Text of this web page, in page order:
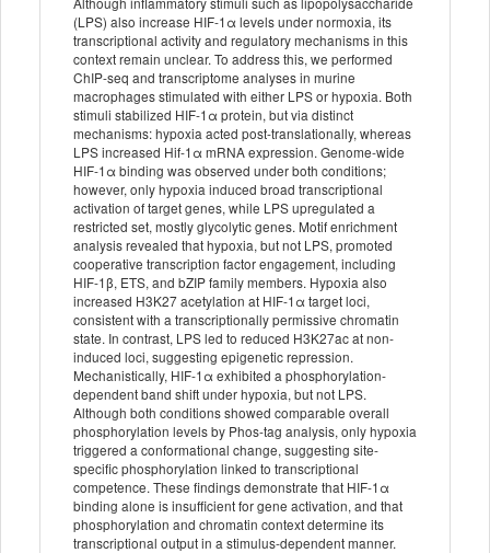
(LPS) also increase HIF-1α levels under normoxia, its
transcriptional activity and regulatory mechanisms in this
context remain unclear. To address this, we performed
ChIP-seq and transcriptome analyses in murine
macrophages stimulated with either LPS or hypoxia. Both
stimuli stabilized HIF-1α protein, but via distinct
mechanisms: hypoxia acted post-translationally, whereas
LPS increased Hif-1α mRNA expression. Genome-wide
HIF-1α binding was observed under both conditions;
however, only hypoxia induced broad transcriptional
activation of target genes, while LPS upregulated a
restricted set, mostly glycolytic genes. Motif enrichment
analysis revealed that hypoxia, but not LPS, promoted
cooperative transcription factor engagement, including
HIF-1β, ETS, and bZIP family members. Hypoxia also
increased H3K27 acetylation at HIF-1α target loci,
consistent with a transcriptionally permissive chromatin
state. In contrast, LPS led to reduced H3K27ac at non-
induced loci, suggesting epigenetic repression.
Mechanistically, HIF-1α exhibited a phosphorylation-
dependent band shift under hypoxia, but not LPS.
Although both conditions showed comparable overall
phosphorylation levels by Phos-tag analysis, only hypoxia
triggered a conformational change, suggesting site-
specific phosphorylation linked to transcriptional
competence. These findings demonstrate that HIF-1α
binding alone is insufficient for gene activation, and that
phosphorylation and chromatin context determine its
transcriptional output in a stimulus-dependent manner.